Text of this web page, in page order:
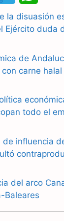
e
l
g
a
h
a
s
p
la disuasión
Ejército duda
de
carne
todo el
de influencia
del arco
Baleares